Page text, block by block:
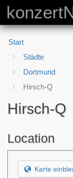
Start
Städte
Dortmund
Hirsch-Q
Hirsch-Q
Location
Karte